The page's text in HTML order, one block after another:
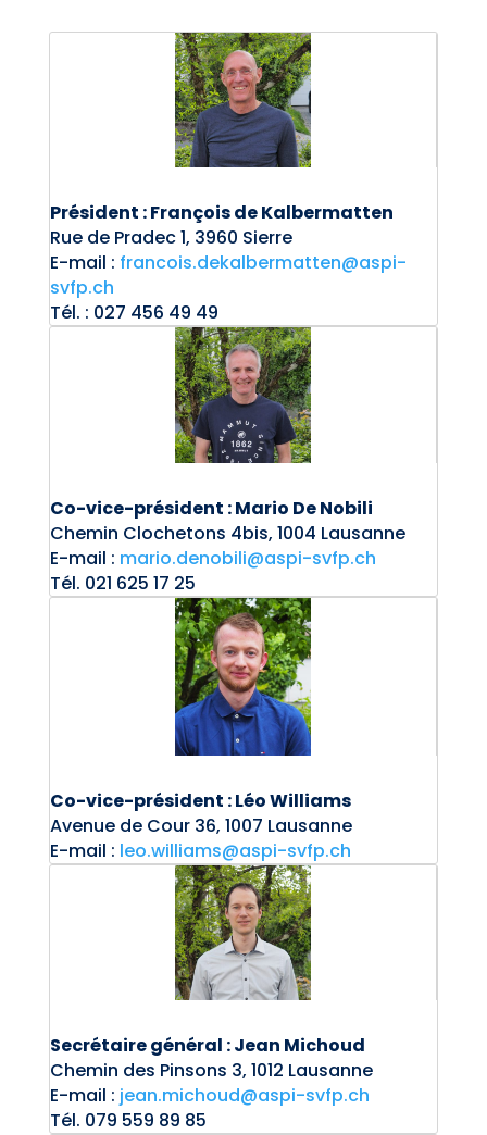
Président : François de Kalbermatten
Rue de Pradec 1, 3960 Sierre
E-mail : francois.dekalbermatten@aspi-
svfp.ch
Tél. : 027 456 49 49
Co-vice-président : Mario De Nobili
Chemin Clochetons 4bis, 1004 Lausanne
E-mail : mario.denobili@aspi-svfp.ch
Tél. 021 625 17 25
Co-vice-président : Léo Williams
Avenue de Cour 36, 1007 Lausanne
E-mail : leo.williams@aspi-svfp.ch
Secrétaire général : Jean Michoud
Chemin des Pinsons 3, 1012 Lausanne
E-mail : jean.michoud@aspi-svfp.ch
Tél. 079 559 89 85